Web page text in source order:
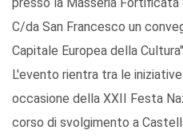
presso la Masseria
C/da San Francesco un
Capitale Europea della
L'evento rientra tra le
occasione della XXII Festa
corso di svolgimento a